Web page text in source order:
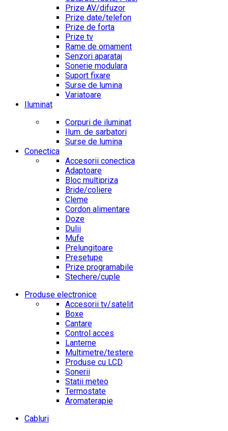
Prize AV/difuzor
Prize date/telefon
Prize de forta
Prize tv
Rame de ornament
Senzori aparataj
Sonerie modulara
Suport fixare
Surse de lumina
Variatoare
Iluminat
Corpuri de iluminat
Ilum. de sarbatori
Surse de lumina
Conectica
Accesorii conectica
Adaptoare
Bloc multipriza
Bride/coliere
Cleme
Cordon alimentare
Doze
Dulii
Mufe
Prelungitoare
Presetupe
Prize programabile
Stechere/cuple
Produse electronice
Accesorii tv/satelit
Boxe
Cantare
Control acces
Lanterne
Multimetre/testere
Produse cu LCD
Sonerii
Statii meteo
Termostate
Aromaterapie
Cabluri